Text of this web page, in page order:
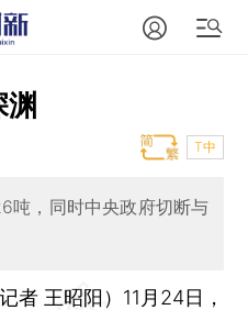
T中
吨，同时中央政府切断与
者 王昭阳） 11月24日，